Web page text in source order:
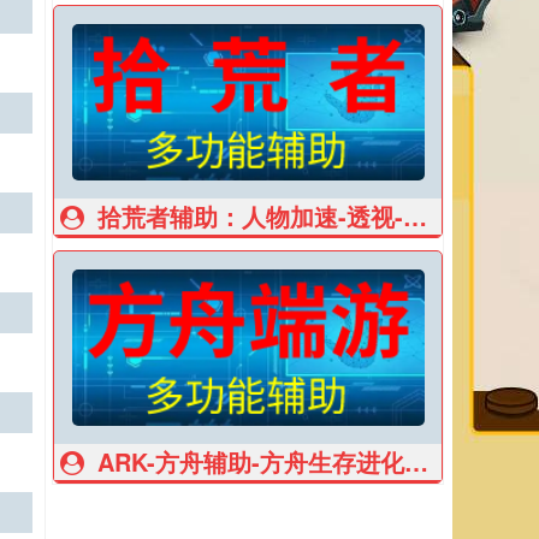
拾荒者辅助：人物加速-透视-子弹穿墙
ARK-方舟辅助-方舟生存进化辅助